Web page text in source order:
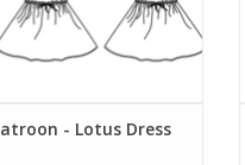
- Lotus Dress